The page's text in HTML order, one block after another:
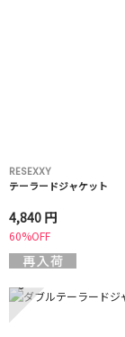
RESEXXY
テーラードジャケット
4,840 円
60%OFF
3